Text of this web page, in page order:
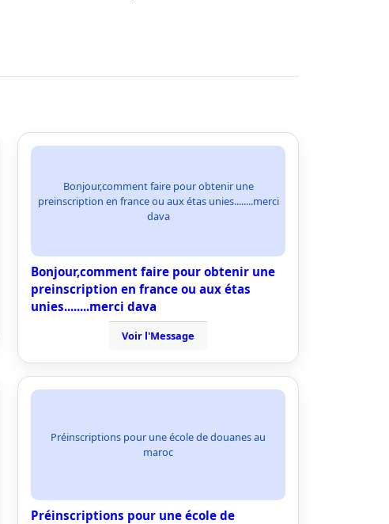
Bonjour,comment faire pour obtenir une
preinscription en france ou aux étas unies........merci
dava
Bonjour,comment faire pour obtenir une
preinscription en france ou aux étas
unies........merci dava
Voir l'Message
Préinscriptions pour une école de douanes au
maroc
Préinscriptions pour une école de